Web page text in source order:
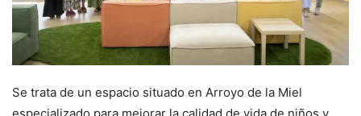
Se trata de un espacio situado en Arroyo de la Miel
especializado para mejorar la calidad de vida de niños y